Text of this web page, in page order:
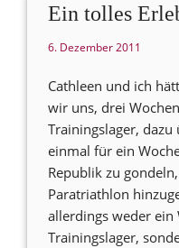
Ein tolles
6. Dezember 2011
Cathleen und ich
wir uns, drei
Trainingslager, dazu
einmal für ein
Republik zu
Paratriathlon
allerdings weder
Trainingslager,